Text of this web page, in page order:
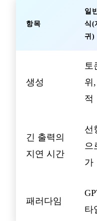
항목
일
식(
귀)
생성
토
위
적
긴 출력의
지연 시간
선
으
가
패러다임
타